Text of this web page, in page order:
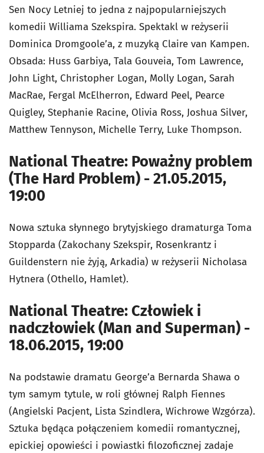
Sen Nocy Letniej to jedna z najpopularniejszych
komedii Williama Szekspira. Spektakl w reżyserii
Dominica Dromgoole’a, z muzyką Claire van Kampen.
Obsada: Huss Garbiya, Tala Gouveia, Tom Lawrence,
John Light, Christopher Logan, Molly Logan, Sarah
MacRae, Fergal McElherron, Edward Peel, Pearce
Quigley, Stephanie Racine, Olivia Ross, Joshua Silver,
Matthew Tennyson, Michelle Terry, Luke Thompson.
National Theatre: Poważny problem
(The Hard Problem) - 21.05.2015,
19:00
Nowa sztuka słynnego brytyjskiego dramaturga Toma
Stopparda (Zakochany Szekspir, Rosenkrantz i
Guildenstern nie żyją, Arkadia) w reżyserii Nicholasa
Hytnera (Othello, Hamlet).
National Theatre: Człowiek i
nadczłowiek (Man and Superman) -
18.06.2015, 19:00
Na podstawie dramatu George’a Bernarda Shawa o
tym samym tytule, w roli głównej Ralph Fiennes
(Angielski Pacjent, Lista Szindlera, Wichrowe Wzgórza).
Sztuka będąca połączeniem komedii romantycznej,
epickiej opowieści i powiastki filozoficznej zadaje